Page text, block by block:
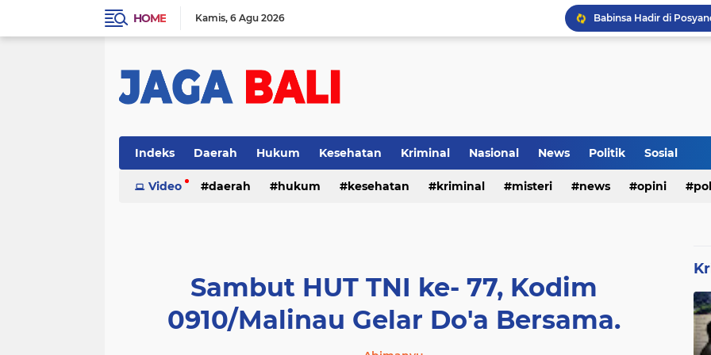
HOME Kamis 6 Agu 2026
Pencegahan DBD Perlu
Kerangka Besi Perkuat
Indeks Daerah Hukum Kesehatan Kriminal Nasional News Politik Sosial
Video daerah hukum kesehatan kriminal misteri news opini
Sambut HUT TNI ke- 77, Kodim
0910/Malinau Gelar Do'a Bersama.